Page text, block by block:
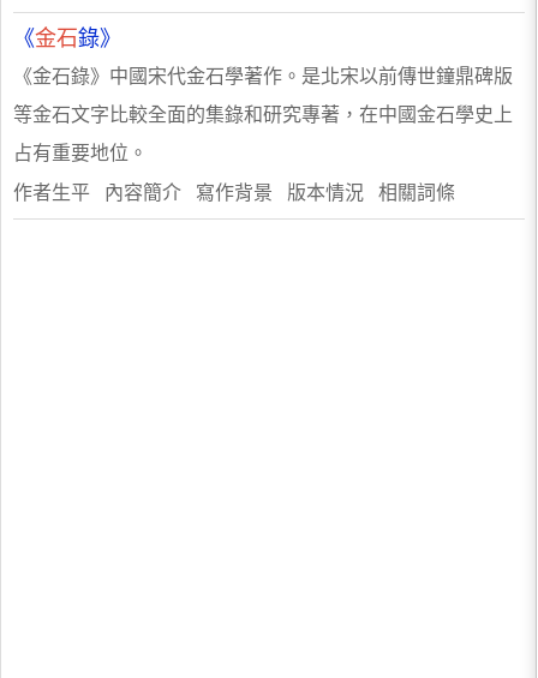
《金石錄》
《金石錄》中國宋代金石學著作。是北宋以前傳世鐘鼎碑版
等金石文字比較全面的集錄和研究專著，在中國金石學史上
占有重要地位。
作者生平 內容簡介 寫作背景 版本情況 相關詞條